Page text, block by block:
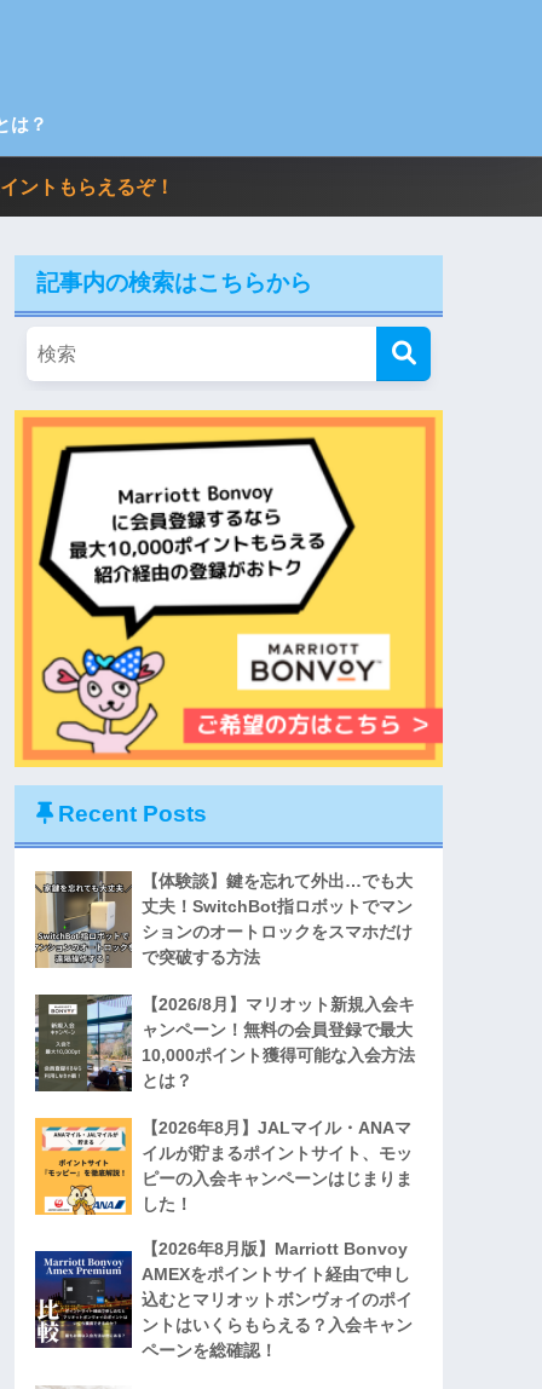
は？
ントもらえるぞ！
記事内の検索はこちらから
Recent Posts
【体験談】鍵を忘れて外出…でも大
丈夫！SwitchBot指ロボットでマン
ションのオートロックをスマホだけ
で突破する方法
【2026/8月】マリオット新規入会キ
ャンペーン！無料の会員登録で最大
10,000ポイント獲得可能な入会方法
とは？
【2026年8月】JALマイル・ANAマ
イルが貯まるポイントサイト、モッ
ピーの入会キャンペーンはじまりま
した！
【2026年8月版】Marriott Bonvoy
AMEXをポイントサイト経由で申し
込むとマリオットボンヴォイのポイ
ントはいくらもらえる？入会キャン
ペーンを総確認！